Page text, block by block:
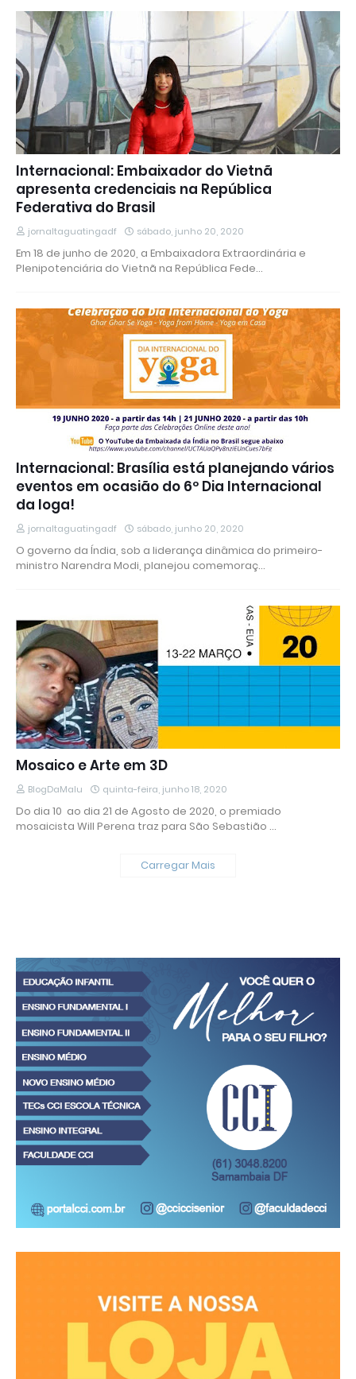
Internacional: Embaixador do Vietnã
apresenta credenciais na República
Federativa do Brasil
jornaltaguatingadf sábado, junho 20, 2020
Em 18 de junho de 2020, a Embaixadora Extraordinária e
Plenipotenciária do Vietnã na República Fede…
Internacional: Brasília está planejando vários
eventos em ocasião do 6º Dia Internacional
da Ioga!
jornaltaguatingadf sábado, junho 20, 2020
O governo da Índia, sob a liderança dinâmica do primeiro-
ministro Narendra Modi, planejou comemoraç…
Mosaico e Arte em 3D
BlogDaMalu quinta-feira, junho 18, 2020
Do dia 10 ao dia 21 de Agosto de 2020, o premiado
mosaicista Will Perena traz para São Sebastião …
Carregar Mais